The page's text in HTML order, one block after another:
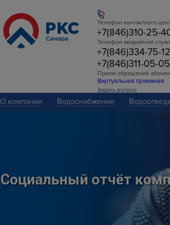
Телефон контактного
+7(846)310-25-
Телефон аварийной
+7(846)334-75-12
+7(846)311-05-05
Прием обращений
Виртуальная приемная
Задать вопрос
О компании Водоснабжение
Социальный отчёт